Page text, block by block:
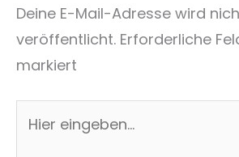
Deine E-Mail-Adresse wird
veröffentlicht. Erforderliche
markiert
eingeben…